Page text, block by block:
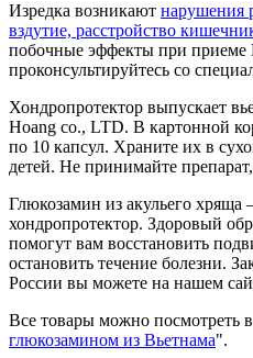
Изредка возникают нарушения
вздутие, расстройство
побочные эффекты при приеме
проконсультируйтесь со
Хондропротектор выпускает
Hoang co., LTD. В картонной
по 10 капсул. Храните их в
детей. Не принимайте
Глюкозамин из акульего хряща
хондропротектор. Здоровый
помогут вам восстановить
остановить течение болезни.
России вы можете на нашем
Все товары можно посмотреть в
глюкозамином из Вьетнама".